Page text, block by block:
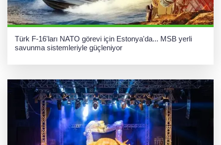
Türk F-16'ları NATO görevi için Estonya'da... MSB yerli
savunma sistemleriyle güçleniyor